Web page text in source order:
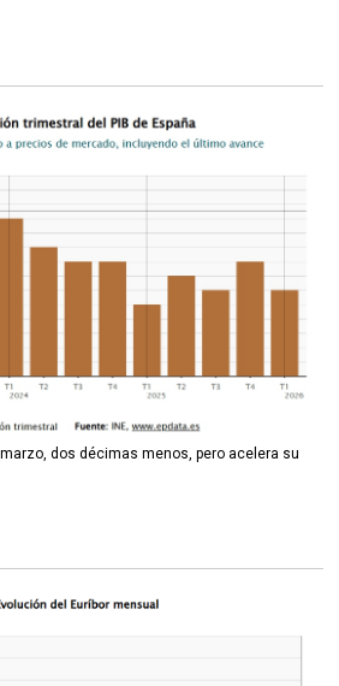
dos décimas menos, pero acelera su